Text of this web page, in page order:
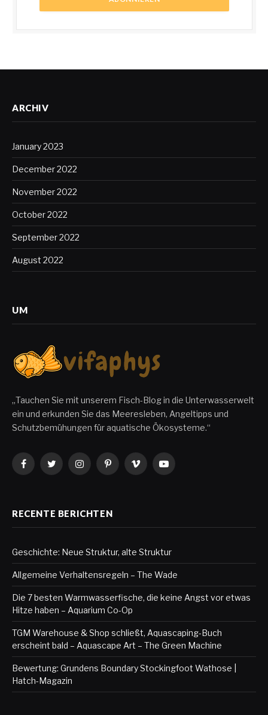
ARCHIV
January 2023
December 2022
November 2022
October 2022
September 2022
August 2022
UM
„Tauchen Sie mit unserem Fisch-Blog in die Unterwasserwelt
ein und erkunden Sie das Meeresleben, Angeltipps und
Schutzbemühungen für aquatische Ökosysteme.“
FacebookTwitterInstagramPinterestVimeoYouTube
RECENTE BERICHTEN
Geschichte: Neue Struktur, alte Struktur
Allgemeine Verhaltensregeln – The Wade
Die 7 besten Warmwasserfische, die keine Angst vor etwas
Hitze haben – Aquarium Co-Op
TGM Warehouse & Shop schließt, Aquascaping-Buch
erscheint bald – Aquascape Art – The Green Machine
Bewertung: Grundens Boundary Stockingfoot Wathose |
Hatch-Magazin